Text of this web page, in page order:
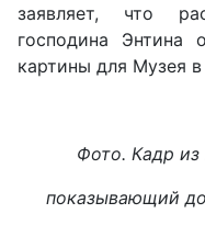
заявляет, что
господина
картины для Музея
Фото. Кадр
показывающий